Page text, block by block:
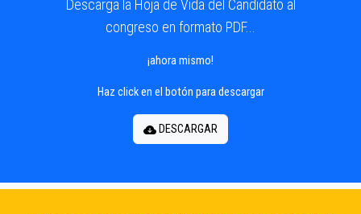
Descarga la Hoja de Vida del Candidato al
congreso en formato PDF...
¡ahora mismo!
Haz click en el botón para descargar
DESCARGAR